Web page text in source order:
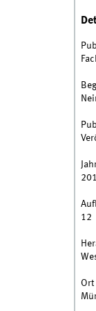
12
Ort